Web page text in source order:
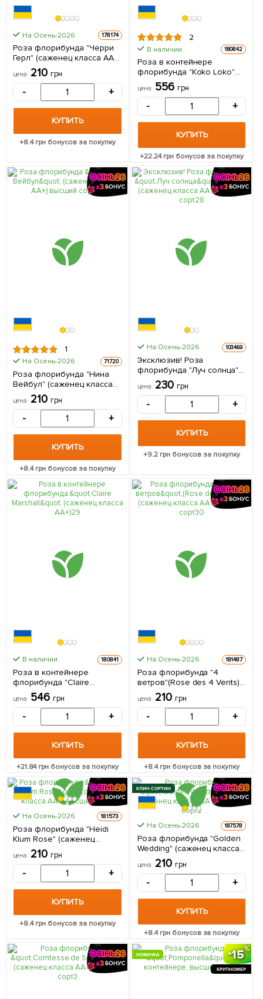
На Осень-2026 178174
Роза флорибунда "Черри
Герл" (саженец класса АА+)
высший сорт 1 саженец в
упаковке
цена 210 грн
- +
КУПИТЬ
+8.4грн бонусов за покупку
2
В наличии. 180842
Роза в контейнере
флорибунда "Koko Loko"
(саженец класса АА+) 1
саженец в упаковке
цена 556 грн
- +
КУПИТЬ
+22.24грн бонусов за покупку
1
На Осень-2026 71720
Роза флорибунда "Нина
Вейбул" (саженец класса
АА+) высший сорт 1
саженец в упаковке
цена 210 грн
- +
КУПИТЬ
+8.4грн бонусов за покупку
На Осень-2026 103469
Эксклюзив! Роза
флорибунда "Луч солнца"
(Sun ray) (саженец класса
АА+) высший сорт 1
саженец в упаковке
цена 230 грн
- +
КУПИТЬ
+9.2 грн бонусов за покупку
В наличии. 180841
Роза в контейнере
флорибунда "Claire
Marshall" (саженец класса
АА+) 1 саженец в упаковке
цена 546 грн
- +
КУПИТЬ
+21.84грн бонусов за покупку
На Осень-2026 181487
Роза флорибунда "4
ветров"(Rose des 4 Vents)
(саженец класса АА+)
высший сорт 1 саженец в
цена 210 грн
- +
КУПИТЬ
+8.4грн бонусов за покупку
На Осень-2026 181573
Роза флорибунда "Heidi
Klum Rose" (саженец
класса АА+) высший сорт 1
саженец в упаковке
цена 210 грн
- +
КУПИТЬ
+8.4грн бонусов за покупку
КЛИН СОРТИН
На Осень-2026 187578
Роза флорибунда "Golden
Wedding" (саженец класса
АА+) высший сорт 1
саженец в упаковке
цена 210 грн
- +
КУПИТЬ
+8.4грн бонусов за покупку
15
КРУПНОМЕР
НОВИНКА